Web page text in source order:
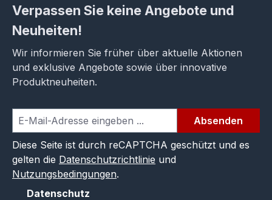
Verpassen Sie keine Angebote und
Neuheiten!
Wir informieren Sie früher über aktuelle Aktionen
und exklusive Angebote sowie über innovative
Produktneuheiten.
Absenden
Diese Seite ist durch reCAPTCHA geschützt und es
gelten die Datenschutzrichtlinie und
Nutzungsbedingungen.
Datenschutz